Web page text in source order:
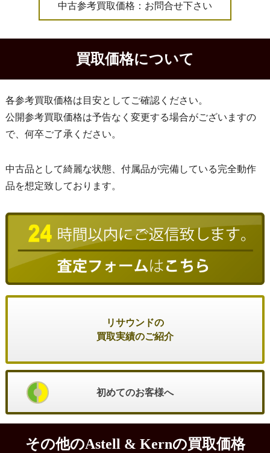
中古参考買取価格：お問合せ下さい
買取価格について
各参考買取価格は目安としてご確認ください。
公開参考買取価格は予告なく変更する場合がございますの
で、何卒ご了承ください。
中古品として綺麗な状態、付属品が完備している完全動作
品を想定致しております。
リサウンドの
買取実績のご紹介
初めてのお客様へ
その他のAstell & Kernの買取価格